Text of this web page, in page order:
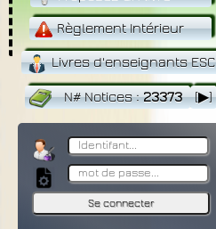
Règlement Intérieur
Livres d'enseignants ESC
N# Notices:23373 [▶]